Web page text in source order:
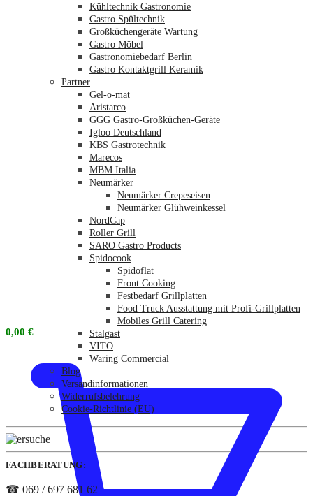
0,00 €
Kühltechnik Gastronomie
Gastro Spültechnik
Großküchengeräte Wartung
Gastro Möbel
Gastronomiebedarf Berlin
Gastro Kontaktgrill Keramik
Partner
Gel-o-mat
Aristarco
GGG Gastro-Großküchen-Geräte
Igloo Deutschland
KBS Gastrotechnik
Marecos
MBM Italia
Neumärker
Neumärker Crepeseisen
Neumärker Glühweinkessel
NordCap
Roller Grill
SARO Gastro Products
Spidocook
Spidoflat
Front Cooking
Festbedarf Grillplatten
Food Truck Ausstattung mit Profi-Grillplatten
Mobiles Grill Catering
Stalgast
VITO
Waring Commercial
Blog
Versandinformationen
Widerrufsbelehrung
Cookie-Richtlinie (EU)
FACHBERATUNG:
☎ 069 / 697 681 62